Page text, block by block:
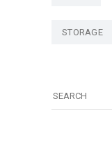
STORAGE